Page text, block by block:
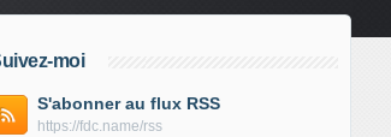
moi
S'abonner au flux RSS
https://fdc.name/rss